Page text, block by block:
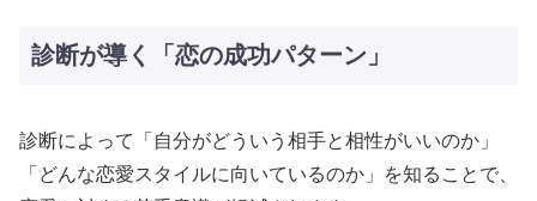
診断が導く「恋の成功パターン」
診断によって「自分がどういう相手と相性がいいのか」
「どんな恋愛スタイルに向いているのか」を知ることで、